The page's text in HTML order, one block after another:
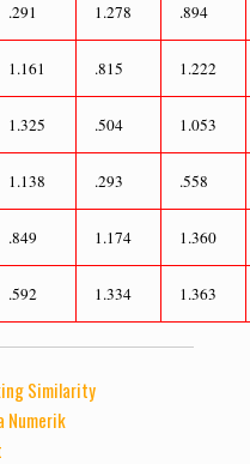
.291 1.278 .894
1.161 .815 1.222
1.325 .504 1.053
1.138 .293 .558
.849 1.174 1.360
.592 1.334 1.363
Similarity
Numerik